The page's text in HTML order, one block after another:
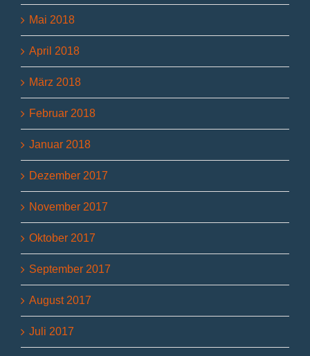
Mai 2018
April 2018
März 2018
Februar 2018
Januar 2018
Dezember 2017
November 2017
Oktober 2017
September 2017
August 2017
Juli 2017